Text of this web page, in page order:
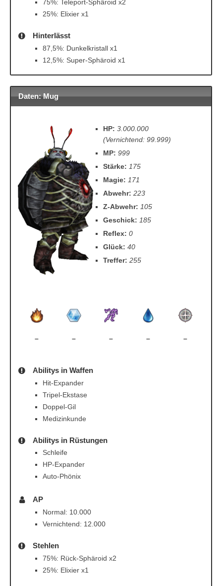
75%: Teleport-Sphäroid x2
25%: Elixier x1
Hinterlässt
87,5%: Dunkelkristall x1
12,5%: Super-Sphäroid x1
Daten: Mug
HP: 3.000.000
(Vernichtend: 99.999)
MP: 999
Stärke: 175
Magie: 171
Abwehr: 223
Z-Abwehr: 105
Geschick: 185
Reflex: 0
Glück: 40
Treffer: 255
– – – – –
Abilitys in Waffen
Hit-Expander
Tripel-Ekstase
Doppel-Gil
Medizinkunde
Abilitys in Rüstungen
Schleife
HP-Expander
Auto-Phönix
AP
Normal: 10.000
Vernichtend: 12.000
Stehlen
75%: Rück-Sphäroid x2
25%: Elixier x1